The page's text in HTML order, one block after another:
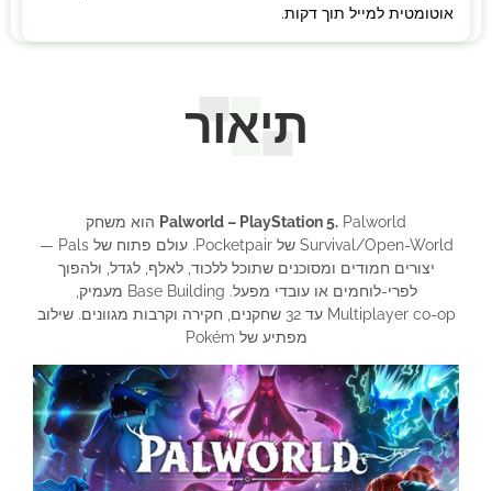
אוטומטית למייל תוך דקות.
תיאור
Palworld – PlayStation 5. Palworld הוא משחק
Survival/Open-World של Pocketpair. עולם פתוח של Pals —
יצורים חמודים ומסוכנים שתוכל ללכוד, לאלף, לגדל, ולהפוך
לפרי-לוחמים או עובדי מפעל. Base Building מעמיק,
Multiplayer co-op עד 32 שחקנים, חקירה וקרבות מגוונים. שילוב
מפתיע של Pokém